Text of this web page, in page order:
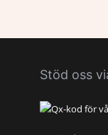
Stöd oss